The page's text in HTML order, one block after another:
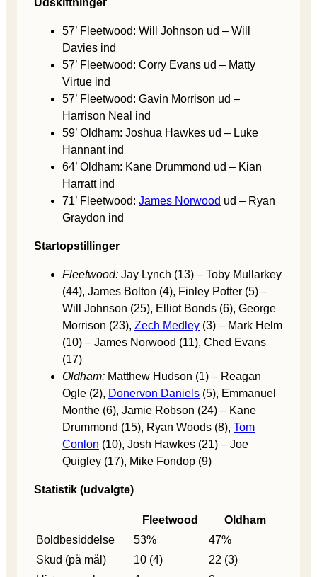
57’ Fleetwood: Will Johnson ud – Will
Davies ind
57’ Fleetwood: Corry Evans ud – Matty
Virtue ind
57’ Fleetwood: Gavin Morrison ud –
Harrison Neal ind
59’ Oldham: Joshua Hawkes ud – Luke
Hannant ind
64’ Oldham: Kane Drummond ud – Kian
Harratt ind
71’ Fleetwood: James Norwood ud – Ryan
Graydon ind
Startopstillinger
Fleetwood: Jay Lynch (13) – Toby Mullarkey
(44), James Bolton (4), Finley Potter (5) –
Will Johnson (25), Elliot Bonds (6), George
Morrison (23), Zech Medley (3) – Mark Helm
(10) – James Norwood (11), Ched Evans
(17)
Oldham: Matthew Hudson (1) – Reagan
Ogle (2), Donervon Daniels (5), Emmanuel
Monthe (6), Jamie Robson (24) – Kane
Drummond (15), Ryan Woods (8), Tom
Conlon (10), Josh Hawkes (21) – Joe
Quigley (17), Mike Fondop (9)
Statistik (udvalgte)
Fleetwood
Oldham
Boldbesiddelse
53%
47%
Skud (på mål)
10 (4)
22 (3)